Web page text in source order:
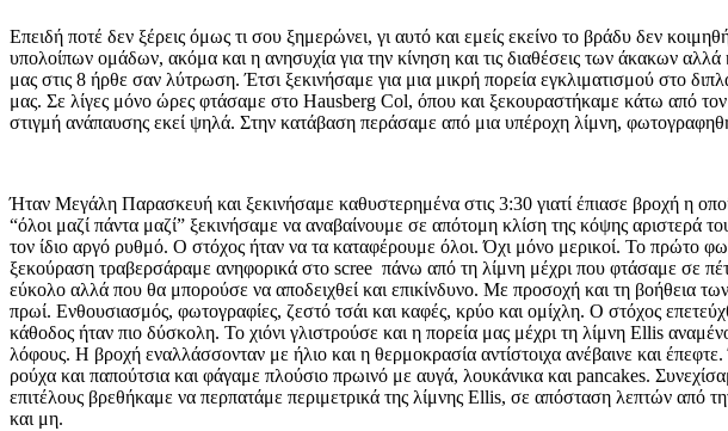
Επειδή ποτέ δεν ξέρεις όμως τι σου ξημερώνει, γι αυτό και εμείς εκείνο το βράδυ δεν
υπολοίπων ομάδων, ακόμα και η ανησυχία για την κίνηση και τις διαθέσεις των άκακων
μας στις 8 ήρθε σαν λύτρωση. Έτσι ξεκινήσαμε για μια μικρή πορεία εγκλιματισμού στο
μας. Σε λίγες μόνο ώρες φτάσαμε στο Hausberg Col, όπου και ξεκουραστήκαμε κάτω από
στιγμή ανάπαυσης εκεί ψηλά. Στην κατάβαση περάσαμε από μια υπέροχη λίμνη,
Ήταν Μεγάλη Παρασκευή και ξεκινήσαμε καθυστερημένα στις 3:30 γιατί έπιασε βροχή η
“όλοι μαζί πάντα μαζί” ξεκινήσαμε να αναβαίνουμε σε απότομη κλίση της κόψης αριστερά
τον ίδιο αργό ρυθμό. Ο στόχος ήταν να τα καταφέρουμε όλοι. Όχι μόνο μερικοί. Το πρώτο
ξεκούραση τραβερσάραμε ανηφορικά στο scree πάνω από τη λίμνη μέχρι που φτάσαμε σε
εύκολο αλλά που θα μπορούσε να αποδειχθεί και επικίνδυνο. Με προσοχή και τη
πρωί. Ενθουσιασμός, φωτογραφίες, ζεστό τσάι και καφές, κρύο και ομίχλη. O στόχος
κάθοδος ήταν πιο δύσκολη. Το χιόνι γλιστρούσε και η πορεία μας μέχρι τη λίμνη Ellis
λόφους. Η βροχή εναλλάσσονταν με ήλιο και η θερμοκρασία αντίστοιχα ανέβαινε και
ρούχα και παπούτσια και φάγαμε πλούσιο πρωινό με αυγά, λουκάνικα και pancakes.
επιτέλους βρεθήκαμε να περπατάμε περιμετρικά της λίμνης Ellis, σε απόσταση λεπτών
και μη.